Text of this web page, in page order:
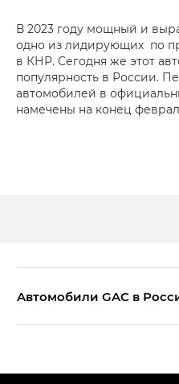
В 2023 году мощный и
одно из лидирующих по
в КНР. Сегодня же этот
популярность в России.
автомобилей в
намечены на конец
Aвтомобили GAC в
Эс Икс ПРЕМИУМ — SX